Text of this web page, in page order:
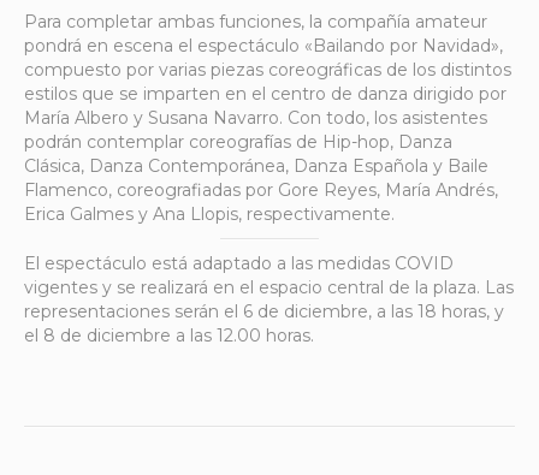
Para completar ambas funciones, la compañía amateur
pondrá en escena el espectáculo «Bailando por Navidad»,
compuesto por varias piezas coreográficas de los distintos
estilos que se imparten en el centro de danza dirigido por
María Albero y Susana Navarro. Con todo, los asistentes
podrán contemplar coreografías de Hip-hop, Danza
Clásica, Danza Contemporánea, Danza Española y Baile
Flamenco, coreografiadas por Gore Reyes, María Andrés,
Erica Galmes y Ana Llopis, respectivamente.
El espectáculo está adaptado a las medidas COVID
vigentes y se realizará en el espacio central de la plaza. Las
representaciones serán el 6 de diciembre, a las 18 horas, y
el 8 de diciembre a las 12.00 horas.